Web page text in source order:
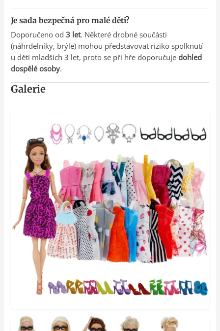
Je sada bezpečná pro malé děti?
Doporučeno od3 let. Některé drobné součásti
(náhrdelníky, brýle) mohou představovat riziko spolknutí
u dětí mladších 3 let, proto se při hře doporučujedohled
dospělé osoby.
Galerie